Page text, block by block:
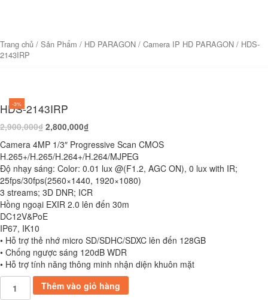
Trang chủ / Sản Phẩm / HD PARAGON / Camera IP HD PARAGON / HDS-
2143IRP
-3%
HDS-2143IRP
2,900,000₫ 2,800,000₫
Camera 4MP 1/3″ Progressive Scan CMOS
H.265+/H.265/H.264+/H.264/MJPEG
Độ nhạy sáng: Color: 0.01 lux @(F1.2, AGC ON), 0 lux with IR;
25fps/30fps(2560×1440, 1920×1080)
3 streams; 3D DNR; ICR
Hồng ngoại EXIR 2.0 lên đến 30m
DC12V&PoE
IP67, IK10
• Hỗ trợ thẻ nhớ micro SD/SDHC/SDXC lên đến 128GB
• Chống ngược sáng 120dB WDR
• Hỗ trợ tính năng thông minh nhận diện khuôn mặt
HDS-
2143IRP
Thêm vào giỏ hàng